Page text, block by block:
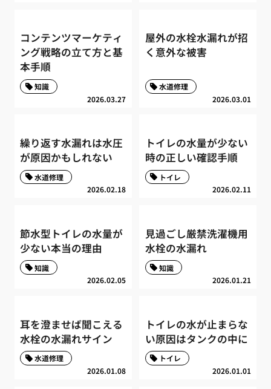
コンテンツマーケティ
ング戦略の立て方と基
本手順
2026.03.27
知識
屋外の水栓水漏れが招
く意外な被害
2026.03.01
水道修理
繰り返す水漏れは水圧
が原因かもしれない
2026.02.18
水道修理
トイレの水量が少ない
時の正しい確認手順
2026.02.11
トイレ
節水型トイレの水量が
少ない本当の理由
2026.02.05
知識
見過ごし厳禁洗濯機用
水栓の水漏れ
2026.01.21
知識
耳を澄ませば聞こえる
水栓の水漏れサイン
2026.01.08
水道修理
トイレの水が止まらな
い原因はタンクの中に
2026.01.01
トイレ